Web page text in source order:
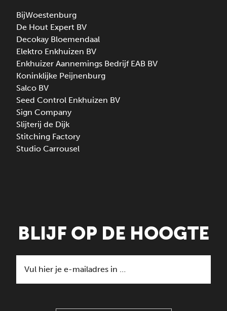
BijWoestenburg
De Hout Expert BV
Decokay Bloemendaal
Elektro Enkhuizen BV
Enkhuizer Aannemings Bedrijf EAB BV
Koninklijke Peijnenburg
Salco BV
Seed Control Enkhuizen BV
Sign Company
Slijterij de Dijk
Stitching Factory
Studio Carrousel
BLIJF OP DE HOOGTE